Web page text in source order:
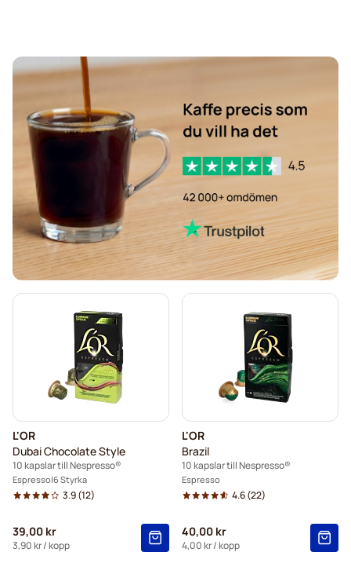
L'OR
Dubai Chocolate Style
10 kapslar till Nespresso®
Espresso 6 Styrka
3.9(12)
39,00 kr
3,90 kr/ kopp
L'OR
Brazil
10 kapslar till Nespresso®
Espresso
4.6(22)
40,00 kr
4,00 kr/ kopp